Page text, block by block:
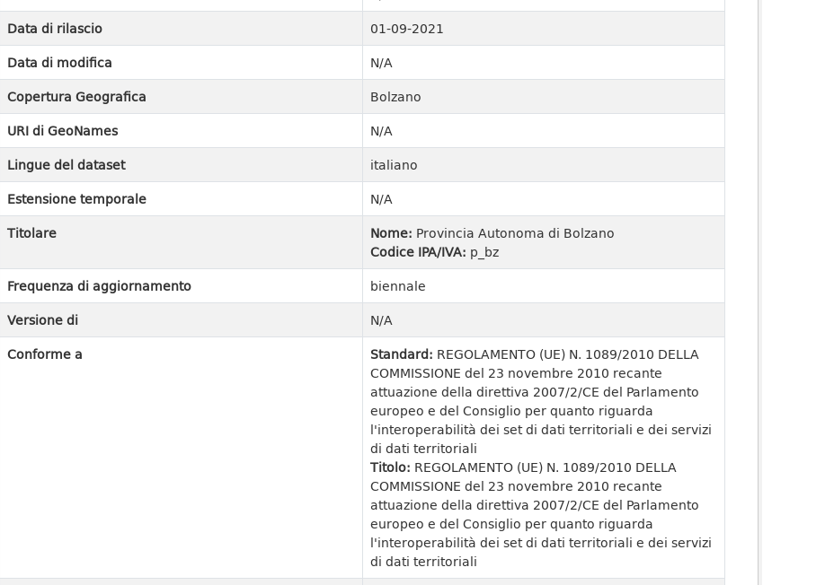
Data di rilascio
01-09-2021
Data di modifica
N/A
Copertura Geografica
Bolzano
URI di GeoNames
N/A
Lingue del dataset
italiano
Estensione temporale
N/A
Titolare
Nome: Provincia Autonoma di Bolzano
Codice IPA/IVA: p_bz
Frequenza di aggiornamento
biennale
Versione di
N/A
Conforme a
Standard: REGOLAMENTO (UE) N. 1089/2010 DELLA
COMMISSIONE del 23 novembre 2010 recante
attuazione della direttiva 2007/2/CE del Parlamento
europeo e del Consiglio per quanto riguarda
l'interoperabilità dei set di dati territoriali e dei servizi
di dati territoriali
Titolo: REGOLAMENTO (UE) N. 1089/2010 DELLA
COMMISSIONE del 23 novembre 2010 recante
attuazione della direttiva 2007/2/CE del Parlamento
europeo e del Consiglio per quanto riguarda
l'interoperabilità dei set di dati territoriali e dei servizi
di dati territoriali